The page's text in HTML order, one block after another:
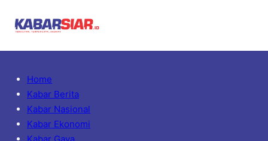
Home
Kabar Berita
Kabar Nasional
Kabar Ekonomi